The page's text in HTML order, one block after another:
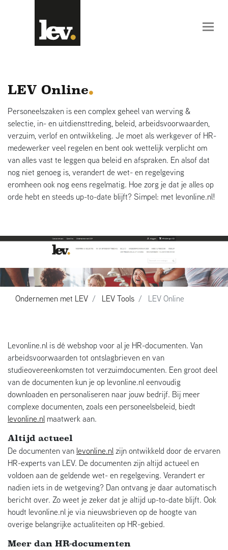
LEV Online
Personeelszaken is een complex geheel van werving &
selectie, in- en uitdiensttreding, beleid, arbeidsvoorwaarden,
verzuim, verlof en ontwikkeling. Je moet als werkgever of HR-
medewerker veel regelen en bent ook wettelijk verplicht om
van alles vast te leggen qua beleid en afspraken. En alsof dat
nog niet genoeg is, verandert de wet- en regelgeving
eromheen ook nog eens regelmatig. Hoe zorg je dat je alles op
orde hebt en steeds up-to-date blijft? Simpel: met levonline.nl!
Ondernemen met LEV LEV Tools LEV Online
Levonline.nl is dé webshop voor al je HR-documenten. Van
arbeidsvoorwaarden tot ontslagbrieven en van
studieovereenkomsten tot verzuimdocumenten. Een groot deel
van de documenten kun je op levonline.nl eenvoudig
downloaden en personaliseren naar jouw bedrijf. Bij meer
complexe documenten, zoals een personeelsbeleid, biedt
levonline.nl maatwerk aan.
Altijd actueel
De documenten van levonline.nlzijn ontwikkeld door de ervaren
HR-experts van LEV. De documenten zijn altijd actueel en
voldoen aan de geldende wet- en regelgeving. Verandert er
nadien iets in de wetgeving? Dan ontvang je daar automatisch
bericht over. Zo weet je zeker dat je altijd up-to-date blijft. Ook
houdt levonline.nl je via nieuwsbrieven op de hoogte van
overige belangrijke actualiteiten op HR-gebied.
Meer dan HR-documenten